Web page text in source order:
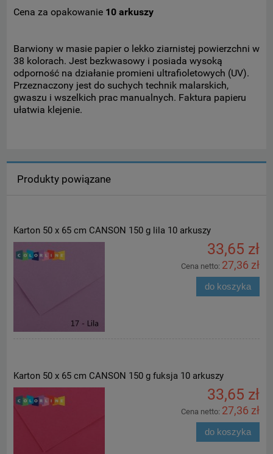
Cena za opakowanie 10 arkuszy
Barwiony w masie papier o lekko ziarnistej powierzchni w
38 kolorach. Jest bezkwasowy i posiada wysoką
odporność na działanie promieni ultrafioletowych (UV).
Przeznaczony jest do suchych technik malarskich,
gwaszu i wszelkich prac manualnych. Faktura papieru
ułatwia klejenie.
Produkty powiązane
Karton 50 x 65 cm CANSON 150 g lila 10 arkuszy
33,65 zł
Cena netto: 27,36 zł
do koszyka
Karton 50 x 65 cm CANSON 150 g fuksja 10 arkuszy
33,65 zł
Cena netto: 27,36 zł
do koszyka